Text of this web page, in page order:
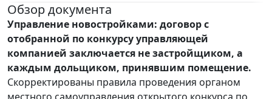
Обзор документа
Управление новостройками: договор с
отобранной по конкурсу управляющей
компанией заключается не застройщиком, а
каждым дольщиком, принявшим помещение.
Скорректированы правила проведения органом